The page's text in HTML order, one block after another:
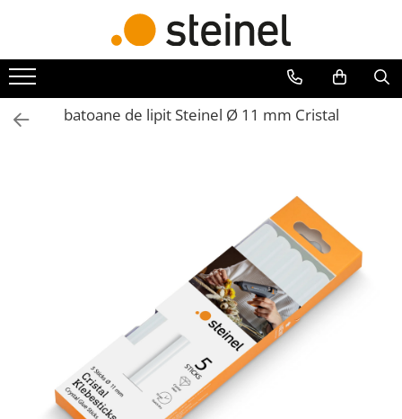
Toate Produsele
Lămpi
Lampi de exterior
Senzori crepusculari
Senzori de miscare
batoane de lipit Steinel Ø 11 mm Cristal